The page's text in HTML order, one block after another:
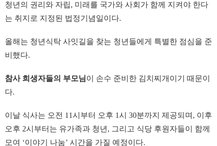
청년의 권리와 자립, 미래를 국가와 사회가 함께 지켜야 한다
는 취지로 지정된 법정기념일이다.
올해는 청년식탁 사잇길을 찾는 청년들에게 특별한 점심을 준
비했다.
참사 희생자들의 부모님이 손수 준비한 김치찌개이기 때문이
다.
이날 식사는 오전 11시부터 오후 1시 30분까지 제공되며, 이후
오후 2시부터는 유가족과 청년, 그리고 식당 후원자들이 함께
모여 ‘이야기 나눔’ 시간을 가질 예정이다.